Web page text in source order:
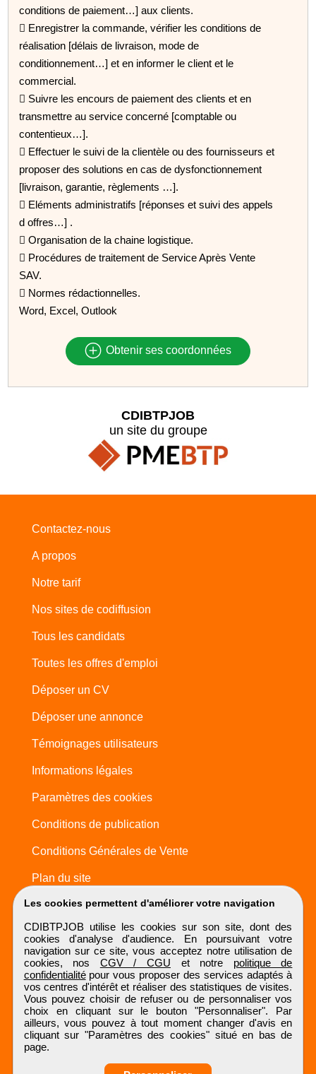
conditions de paiement…] aux clients.
 Enregistrer la commande, vérifier les conditions de
réalisation [délais de livraison, mode de
conditionnement…] et en informer le client et le
commercial.
 Suivre les encours de paiement des clients et en
transmettre au service concerné [comptable ou
contentieux…].
 Effectuer le suivi de la clientèle ou des fournisseurs et
proposer des solutions en cas de dysfonctionnement
[livraison, garantie, règlements …].
 Eléments administratifs [réponses et suivi des appels
d offres…] .
 Organisation de la chaine logistique.
 Procédures de traitement de Service Après Vente
SAV.
 Normes rédactionnelles.
Word, Excel, Outlook
Obtenir ses coordonnées
Les cookies permettent d'améliorer votre navigation
CDIBTPJOB utilise les cookies sur son site, dont des
cookies d'analyse d'audience. En poursuivant votre
navigation sur ce site, vous acceptez notre utilisation de
cookies, nos CGV / CGU et notre politique de
confidentialitépour vous proposer des services adaptés à
vos centres d'intérêt et réaliser des statistiques de visites.
Vous pouvez choisir de refuser ou de personnaliser vos
choix en cliquant sur le bouton "Personnaliser". Par
ailleurs, vous pouvez à tout moment changer d'avis en
cliquant sur "Paramètres des cookies" situé en bas de
page.
CDIBTPJOB
un site du groupe
Contactez-nous
A propos
Notre tarif
Nos sites de codiffusion
Tous les candidats
Toutes les offres d'emploi
Déposer un CV
Déposer une annonce
Témoignages utilisateurs
Informations légales
Paramètres des cookies
Conditions de publication
Conditions Générales de Vente
Plan du site